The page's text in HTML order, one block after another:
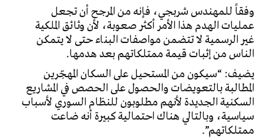
وفقاً للمهندس شربجي، فإنه من المرجح أن تجعل
عمليات الهدم هذا الأمر أكثر صعوبة، لأن وثائق الملكية
غير الرسمية لا تتضمن مواصفات البناء حتى لا يتمكن
الناس من إثبات قيمة ممتلكاتهم بعد هدمها.
يضيف: “سيكون من المستحيل على السكان المهجّرين
المطالبة بالتعويضات والحصول على الحصص في المشاريع
السكنية الجديدة لأنهم مطلوبون للنظام السوري لأسباب
سياسية، وبالتالي هناك احتمالية كبيرة أنه ضاعت
ممتلكاتهم”.